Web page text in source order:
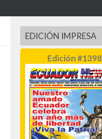
EDICIÓN IMPRESA
Edición #1398